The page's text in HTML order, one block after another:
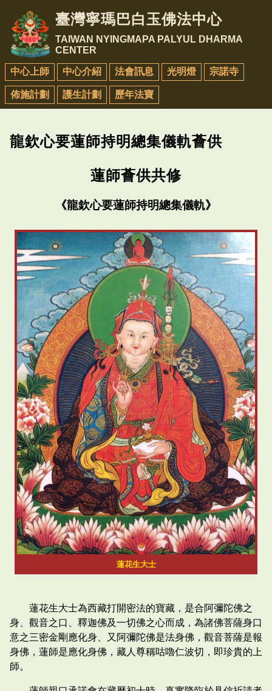
臺灣寧瑪巴白玉佛法中心
TAIWAN NYINGMAPA PALYUL DHARMA
CENTER
中心上師 中心介紹 法會訊息 光明燈 宗諾寺
佈施計劃 護生計劃 歷年法寶
龍欽心要蓮師持明總集儀軌薈供
蓮師薈供共修
《龍欽心要蓮師持明總集儀軌》
蓮花生大士
蓮花生大士為西藏打開密法的寶藏，是合阿彌陀佛之
身、觀音之口、釋迦佛及一切佛之心而成，為諸佛菩薩身口
意之三密金剛應化身、又阿彌陀佛是法身佛，觀音菩薩是報
身佛，蓮師是應化身佛，藏人尊稱咕嚕仁波切，即珍貴的上
師。